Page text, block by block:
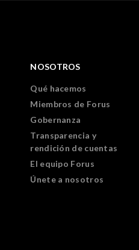
NOSOTROS
Qué hacemos
Miembros de Forus
Gobernanza
Transparencia y
rendición de cuentas
El equipo Forus
Únete a nosotros